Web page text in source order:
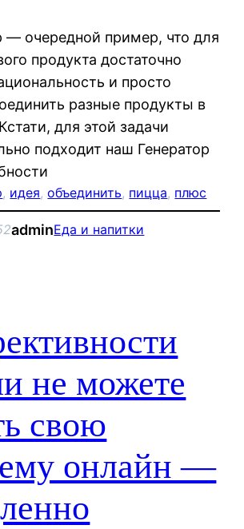
— очередной пример, что для
продукта достаточно
и просто
разные продукты в
для этой задачи
подходит наш Генератор
, идея, объединить, пицца, плюс
adminЕда и напитки
не можете
свою
онлайн —